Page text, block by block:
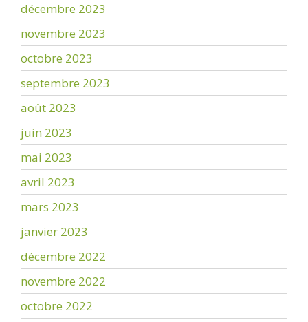
décembre 2023
novembre 2023
octobre 2023
septembre 2023
août 2023
juin 2023
mai 2023
avril 2023
mars 2023
janvier 2023
décembre 2022
novembre 2022
octobre 2022